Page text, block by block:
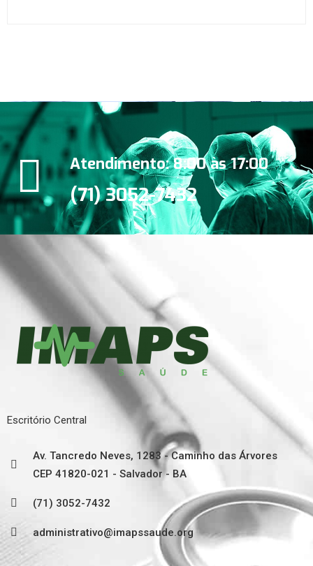
Atendimento: 8:00 às 17:00
(71) 3052-7432
Escritório Central
Av. Tancredo Neves, 1283 - Caminho das Árvores
CEP 41820-021 - Salvador - BA
(71) 3052-7432
administrativo@imapssaude.org